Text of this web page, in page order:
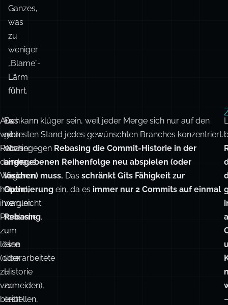
„Blame”-
Lärm
führt.
Wege
haben,
ihre
Probleme
zu
lösen
(oder
zu
vermeiden),
bleibt
die
Tatsache:
Du
weiteren
Grund,
warum
Rebasing,
um
eine
überarbeitete
Historie
zu
erstellen,
immer
im
Nachteil
löschen) muss. Dasschränkt Gits Fähigkeit zur
Optimierungein, da esimmer nur 2 Commits auf einmal
vergleicht.
–